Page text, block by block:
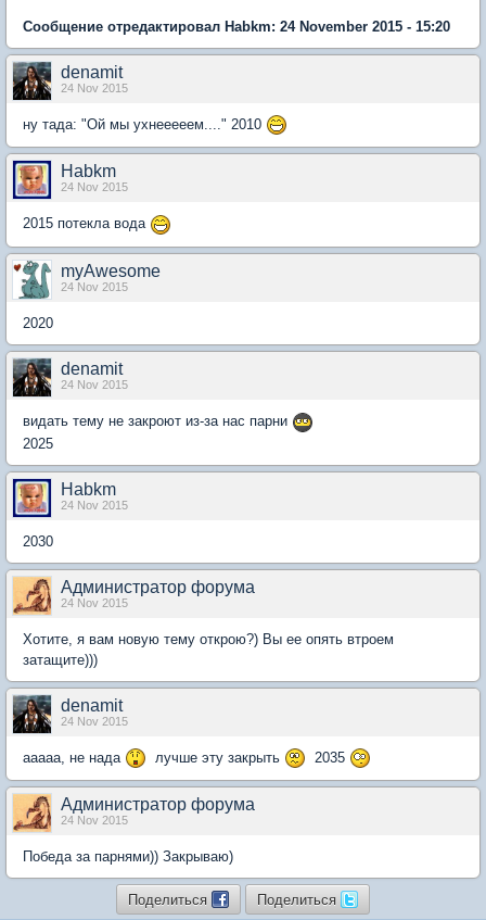
Сообщение отредактировал Habkm: 24 November 2015 - 15:20
denamit
24 Nov 2015
ну тада: "Ой мы ухнееееем...." 2010
Habkm
24 Nov 2015
2015 потекла вода
myAwesome
24 Nov 2015
2020
denamit
24 Nov 2015
видать тему не закроют из-за нас парни
2025
Habkm
24 Nov 2015
2030
Администратор форума
24 Nov 2015
Хотите, я вам новую тему открою?) Вы ее опять втроем
затащите)))
denamit
24 Nov 2015
ааааа, не нада лучше эту закрыть 2035
Администратор форума
24 Nov 2015
Победа за парнями)) Закрываю)
Поделиться Поделиться